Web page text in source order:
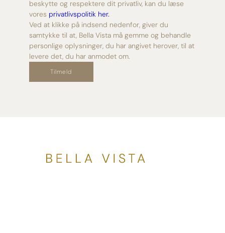
beskytte og respektere dit privatliv, kan du læse
vores privatlivspolitik her.
Ved at klikke på indsend nedenfor, giver du
samtykke til at, Bella Vista må gemme og behandle
personlige oplysninger, du har angivet herover, til at
levere det, du har anmodet om.